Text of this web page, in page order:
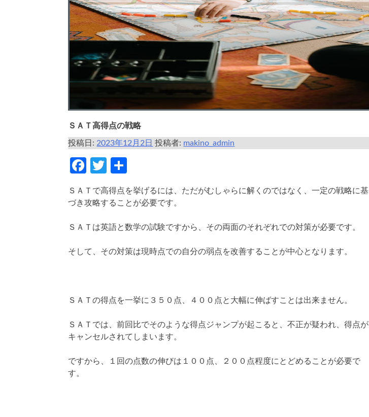
ＳＡＴ高得点の戦略
投稿日:2023年12月2日 投稿者: makino_admin
Facebook
Twitter
有
ＳＡＴで高得点を挙げるには、ただがむしゃらに解くのではなく、一定の戦略に基
づき攻略することが必要です。
ＳＡＴは英語と数学の試験ですから、その両面のそれぞれでの対策が必要です。
そして、その対策は現時点での自分の弱点を改善することが中心となります。
ＳＡＴの得点を一挙に３５０点、４００点と大幅に伸ばすことは出来ません。
ＳＡＴでは、前回比でそのような得点ジャンプが起こると、不正が疑われ、得点が
キャンセルされてしまいます。
ですから、１回の点数の伸びは１００点、２００点程度にとどめることが必要で
す。